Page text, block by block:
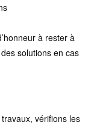
à rester à
solutions en cas
vérifions les